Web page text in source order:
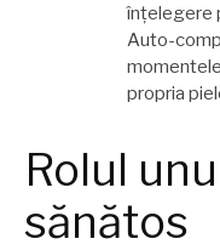
înțelegere
Auto-
propria
Rolul
sănătos